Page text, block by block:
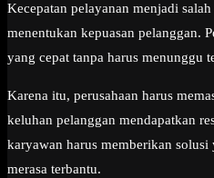
Kecepatan pelayanan menjadi
menentukan kepuasan pelanggan.
yang cepat tanpa harus menunggu
Karena itu, perusahaan harus
keluhan pelanggan mendapatkan
karyawan harus memberikan solusi
merasa terbantu.